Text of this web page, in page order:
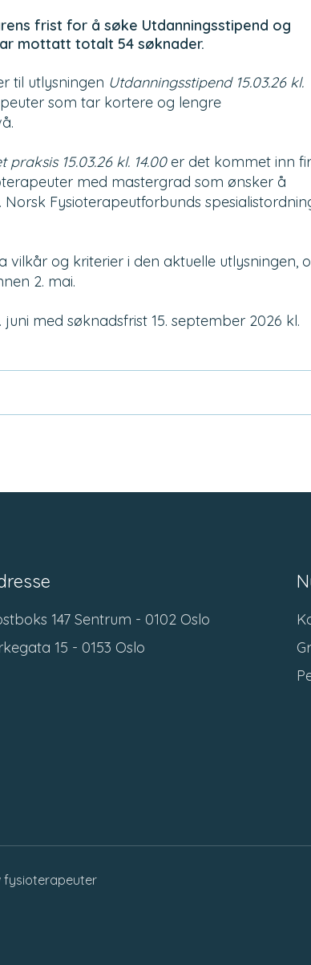
frist for å søke Utdanningsstipend og
mottatt totalt 54 søknader.
til utlysningen Utdanningsstipend 15.03.26 kl.
som tar kortere og lengre
praksis 15.03.26 kl. 14.00er det kommet inn
med mastergrad som ønsker å
Fysioterapeutforbunds
vilkår og kriterier i den aktuelle utlysningen,
2. mai.
med søknadsfrist 15. september 2026 kl.
147 Sentrum - 0102 Oslo
15 - 0153 Oslo
fysioterapeuter